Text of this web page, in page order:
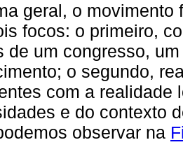
geral, o
focos: o primeiro,
de um congresso,
o segundo,
com a realidade
e do contexto
observar na